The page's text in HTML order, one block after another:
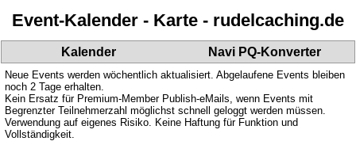
Event-Kalender - Karte - rudelcaching.de
Kalender Navi PQ-Konverter
Neue Events werden wöchentlich aktualisiert. Abgelaufene Events bleiben
noch 2 Tage erhalten.
Kein Ersatz für Premium-Member Publish-eMails, wenn Events mit
Begrenzter Teilnehmerzahl möglichst schnell geloggt werden müssen.
Verwendung auf eigenes Risiko. Keine Haftung für Funktion und
Vollständigkeit.